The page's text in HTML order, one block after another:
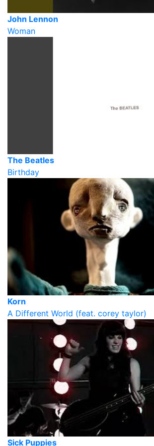
John Lennon
Woman
The Beatles
Birthday
Korn
A Different World (feat. corey taylor)
Sick Puppies